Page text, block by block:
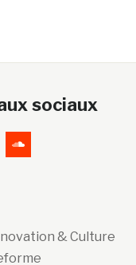
sociaux
& Culture